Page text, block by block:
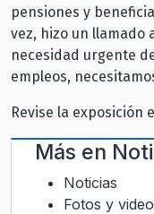
pensiones y
vez, hizo un llamado
necesidad urgente
empleos,
Revise la exposición
Más en
Noticias
Fotos y